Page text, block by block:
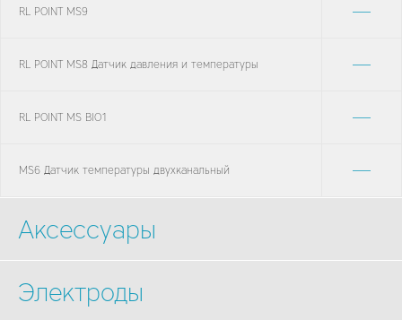
RL POINT MS9 —
RL POINT MS8 Датчик давления и температуры —
RL POINT MS BIO1 —
MS6 Датчик температуры двухканальный —
Аксессуары
Электроды